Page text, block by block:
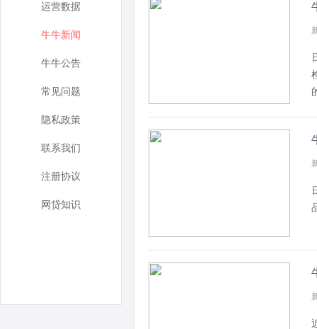
运营数据
牛牛新闻
牛牛公告
常见问题
隐私政策
联系我们
注册协议
网贷知识